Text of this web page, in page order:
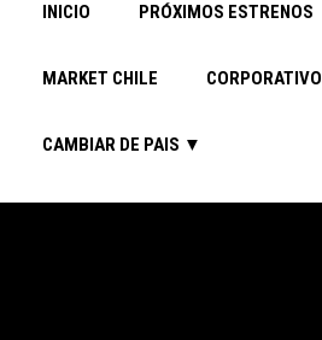
INICIO PRÓXIMOS ESTRENOS
MARKET CHILE CORPORATIVO
CAMBIAR DE PAIS ▼